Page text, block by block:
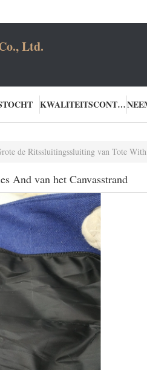
Ltd.
KWALITEITSCONTROLE
de Ritssluitingssluiting van Tote
And van het Canvasstrand